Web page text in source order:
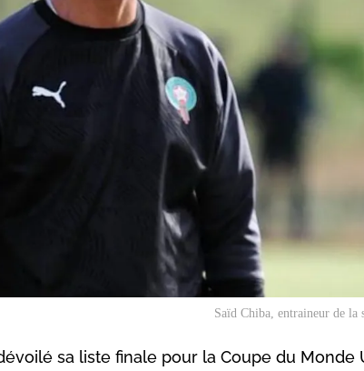
Saïd Chiba, entraineur de la
sa liste finale pour la Coupe du Monde